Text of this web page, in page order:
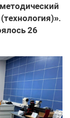
26